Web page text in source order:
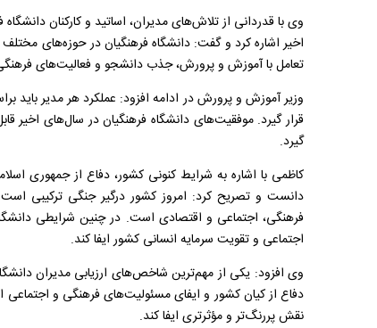
وی با قدردانی از تلاش‌های مدیران، اساتید و کارکنان
اخیر اشاره کرد و گفت: دانشگاه فرهنگیان در حوزه‌های مختلف
تعامل با آموزش‌ و پرورش، جذب دانشجو و فعالیت‌های
وزیر آموزش و پرورش در ادامه افزود: عملکرد هر مدیر باید
قرار گیرد. موفقیت‌های دانشگاه فرهنگیان در سال‌های اخیر
گیرد.
کاظمی با اشاره به شرایط کنونی کشور، دفاع از جمهوری
دانست و تصریح کرد: امروز کشور درگیر جنگی ترکیبی است
فرهنگی، اجتماعی و اقتصادی است. در چنین شرایطی
اجتماعی و تقویت سرمایه انسانی کشور ایفا کند.
وی افزود: یکی از مهم‌ترین شاخص‌های ارزیابی مدیران
دفاع از کیان کشور و ایفای مسئولیت‌های فرهنگی و
نقش پررنگ‌تر و مؤثرتری ایفا کند.